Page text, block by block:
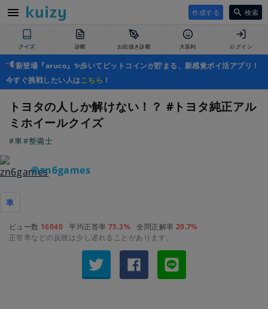
作成する 検索
クイズ 診断 お絵描き診断 大喜利 ログイン
新登場『aruco』✨歩いてビットコインが貯まる、新感覚ポイ活アプリ！
今すぐ挑戦したい人はこちら ！
トヨタの人しか解けない！？ #トヨタ純正アル
ミホイールクイズ
#車#整備士
＠zn6games
車
ビュー数 16040 平均正答率 75.3% 全問正解率 20.7%
正答率などの反映は少し遅れることがあります。